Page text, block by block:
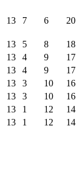
13 7 6 20
13 5 8
18
13 4 9
17
13 4 9
17
13 3 10
16
13 3 10
16
13 1 12
14
13 1 12
14